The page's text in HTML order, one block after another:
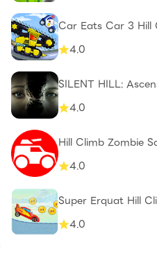
Car Eats Car 3 Hill
4.0
SILENT HILL:
4.0
Hill Climb Zombie
4.0
Super Erquat Hill
4.0